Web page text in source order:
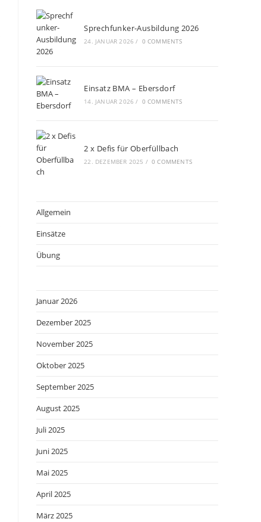
Sprechfunker-Ausbildung 2026
24. JANUAR 2026 / 0 COMMENTS
Einsatz BMA – Ebersdorf
14. JANUAR 2026 / 0 COMMENTS
2 x Defis für Oberfüllbach
22. DEZEMBER 2025 / 0 COMMENTS
Allgemein
Einsätze
Übung
Januar 2026
Dezember 2025
November 2025
Oktober 2025
September 2025
August 2025
Juli 2025
Juni 2025
Mai 2025
April 2025
März 2025